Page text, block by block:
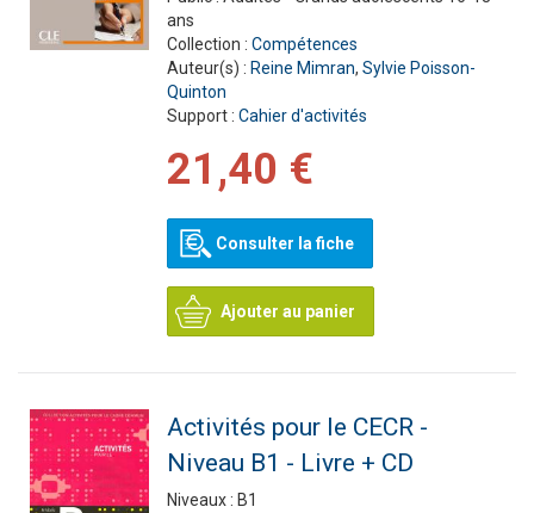
ans
Collection : Compétences
Auteur(s) : Reine Mimran, Sylvie Poisson-
Quinton
Support : Cahier d'activités
21,40 €
Consulter la fiche
Ajouter au panier
Activités pour le CECR -
Niveau B1 - Livre + CD
Niveaux : B1